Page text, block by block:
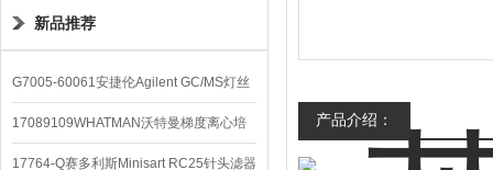
新品推荐
G7005-60061安捷伦Agilent GC/MS灯丝
配件
17089109WHATMAN沃特曼梯度离心培
养基
17764-Q赛多利斯Minisart RC25针头滤器
产品介绍：